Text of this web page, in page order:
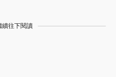
往下閱讀